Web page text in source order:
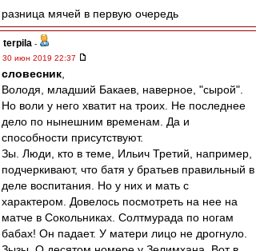
разница мячей в первую очередь
terpila -
30 июн 2019 22:37
словесник
Володя, младший Бакаев, наверное, "сырой".
Но воли у него хватит на троих. Не последнее
дело по нынешним временам. Да и
способности присутствуют.
Зы. Люди, кто в теме, Ильич Третий, например,
подчеркивают, что батя у братьев правильный в
деле воспитания. Но у них и мать с
характером. Довелось посмотреть на нее на
матче в Сокольниках. Солтмурада по ногам
бабах! Он падает. У матери лицо не дрогнуло.